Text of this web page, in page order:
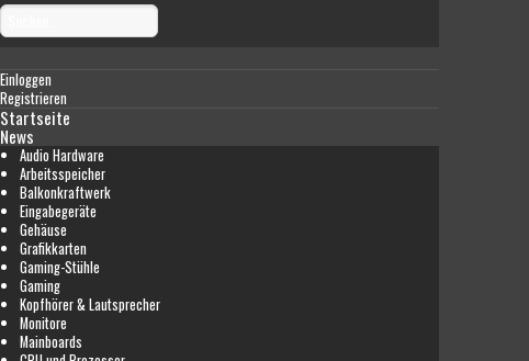
Einloggen
Registrieren
Startseite
News
Audio Hardware
Arbeitsspeicher
Balkonkraftwerk
Eingabegeräte
Gehäuse
Grafikkarten
Gaming-Stühle
Gaming
Kopfhörer & Lautsprecher
Monitore
Mainboards